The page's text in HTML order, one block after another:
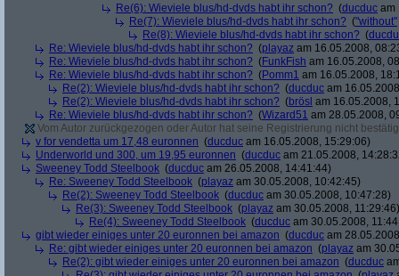
Re(6): Wieviele blus/hd-dvds habt ihr schon? (ducduc am
Re(7): Wieviele blus/hd-dvds habt ihr schon? ("without"
Re(8): Wieviele blus/hd-dvds habt ihr schon? (
Re: Wieviele blus/hd-dvds habt ihr schon? (playaz am 16.05.2008,
Re: Wieviele blus/hd-dvds habt ihr schon? (FunkFish am 16.05.2008,
Re: Wieviele blus/hd-dvds habt ihr schon? (Pomm1 am 16.05.2008,
Re(2): Wieviele blus/hd-dvds habt ihr schon? (ducduc am
Re(2): Wieviele blus/hd-dvds habt ihr schon? (brösl am 16.05.2008,
Re: Wieviele blus/hd-dvds habt ihr schon? (Wizard51 am 28.05.2008,
Vom Autor zurückgezogen oder Autor hat seine Registrierung nicht
v for vendetta um 17,48 euronnen (ducduc am 16.05.2008, 15:29:06)
Underworld und 300, um 19,95 euronnen (ducduc am 21.05.2008,
Sweeney Todd Steelbook (ducduc am 26.05.2008, 14:41:44)
Re: Sweeney Todd Steelbook (playaz am 30.05.2008, 10:42:45)
Re(2): Sweeney Todd Steelbook (ducduc am 30.05.2008, 10:47:28)
Re(3): Sweeney Todd Steelbook (playaz am 30.05.2008, 11:29:46)
Re(4): Sweeney Todd Steelbook (ducduc am 30.05.2008,
gibt wieder einiges unter 20 euronnen bei amazon (ducduc am
Re: gibt wieder einiges unter 20 euronnen bei amazon (playaz am
Re(2): gibt wieder einiges unter 20 euronnen bei amazon (ducduc